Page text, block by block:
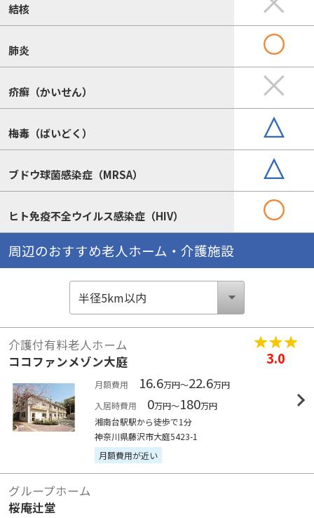
結核
肺炎
疥癬（かいせん）
梅毒（ばいどく）
ブドウ球菌感染症（MRSA）
ヒト免疫不全ウイルス感染症（HIV）
周辺のおすすめ老人ホーム・介護施設
介護付有料老人ホーム
ココファンメゾン大庭
3.0
月額費用 16.6万円～22.6万円
入居時費用
0万円～180万円
湘南台駅駅から徒歩で1分
神奈川県藤沢市大庭5423-1
月額費用が近い
グループホーム
桜庵辻堂